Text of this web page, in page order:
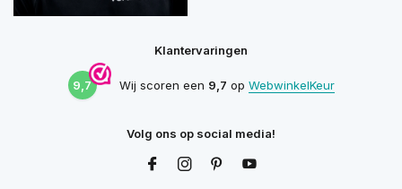
Klantervaringen
9,7 Wij scoren een 9,7 op WebwinkelKeur
Volg ons op social media!